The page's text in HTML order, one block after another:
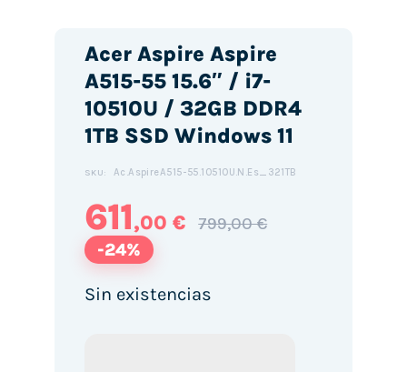
Acer Aspire Aspire
A515-55 15.6″ / i7-
10510U / 32GB DDR4
1TB SSD Windows 11
SKU: Ac.AspireA515-55.10510U.N.Es_321TB
611,00 € 799,00 €
-24%
Sin existencias